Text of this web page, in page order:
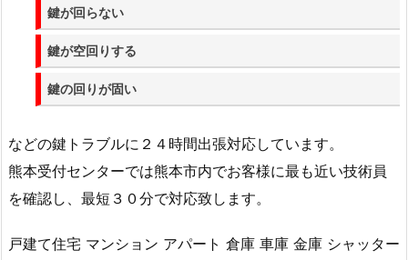
ク
錠
な
ど
ト
ラ
ブ
出
鍵が回らない
鍵が空回りする
鍵の回りが固い
などの鍵トラブルに２４時間出張対応しています。
熊本受付センターでは熊本市内でお客様に最も近い技術員
を確認し、最短３０分で対応致します。
戸建て住宅 マンション アパート 倉庫 車庫 金庫 シャッター